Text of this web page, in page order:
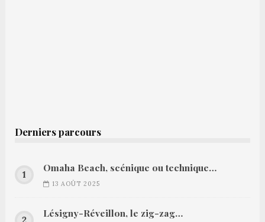
Derniers parcours
Omaha Beach, scénique ou technique…
13 AOÛT 2025
Lésigny-Réveillon, le zig-zag…